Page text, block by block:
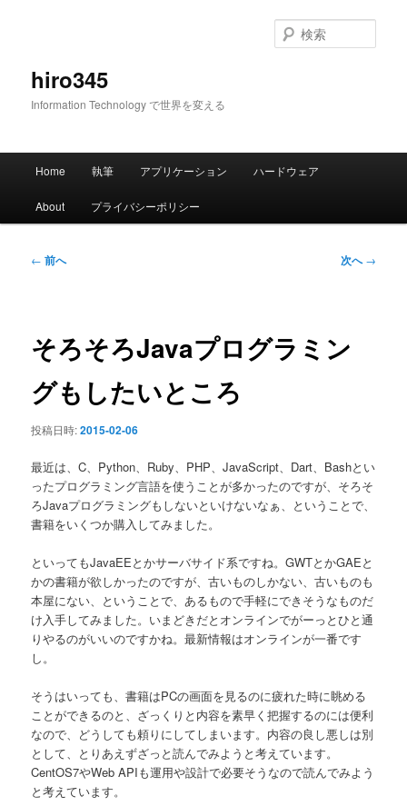
hiro345
Information Technology で世界を変える
索
メ
Home 執筆 アプリケーション ハードウェア
About プライバシーポリシー
投
ー
ョ
ン
← 前へ 次へ→
そろそろJavaプログラミン
グもしたいところ
投稿日時:2015-02-06
最近は、C、Python、Ruby、PHP、JavaScript、Dart、Bashとい
ったプログラミング言語を使うことが多かったのですが、そろそ
ろJavaプログラミングもしないといけないなぁ、ということで、
書籍をいくつか購入してみました。
といってもJavaEEとかサーバサイド系ですね。GWTとかGAEと
かの書籍が欲しかったのですが、古いものしかない、古いものも
本屋にない、ということで、あるもので手軽にできそうなものだ
け入手してみました。いまどきだとオンラインでがーっとひと通
りやるのがいいのですかね。最新情報はオンラインが一番です
し。
そうはいっても、書籍はPCの画面を見るのに疲れた時に眺める
ことができるのと、ざっくりと内容を素早く把握するのには便利
なので、どうしても頼りにしてしまいます。内容の良し悪しは別
として、とりあえずざっと読んでみようと考えています。
CentOS7やWeb APIも運用や設計で必要そうなので読んでみよう
と考えています。